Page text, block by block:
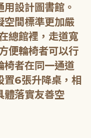
設計圖書館。
空間標準更加嚴
總館裡，走道寬
便輪椅者可以行
椅者在同一通道
置6張升降桌，相
體落實友善空